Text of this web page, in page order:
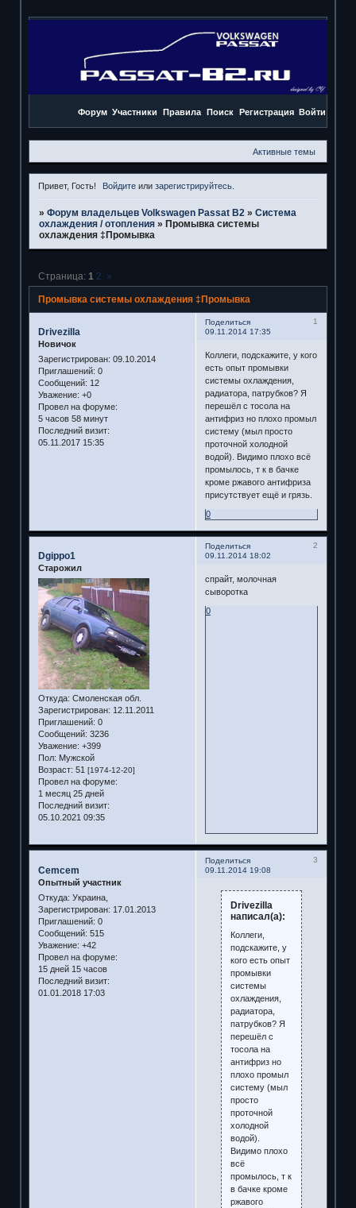
Форум Участники Правила Поиск Регистрация Войти
Активные темы
Привет, Гость! Войдите илизарегистрируйтесь
» Форум владельцев Volkswagen Passat B2 » Система
охлаждения / отопления » Промывка системы
охлаждения ‡Промывка
Промывка системы охлаждения ‡Промывка
Страница: 1 2 »
Поделиться
1
09.11.2014 17:35
Drivezilla
Новичок
Зарегистрирован: 09.10.2014
Приглашений: 0
Сообщений: 12
Уважение: +0
Провел на форуме:
5 часов 58 минут
Последний визит:
05.11.2017 15:35
Коллеги, подскажите, у кого
есть опыт промывки
системы охлаждения,
радиатора, патрубков? Я
перешёл с тосола на
антифриз но плохо промыл
систему (мыл просто
проточной холодной
водой). Видимо плохо всё
промылось, т к в бачке
кроме ржавого антифриза
присутствует ещё и грязь.
0
Поделиться
2
09.11.2014 18:02
Dgippo1
Старожил
Откуда: Смоленская обл.
Зарегистрирован: 12.11.2011
Приглашений: 0
Сообщений: 3236
Уважение: +399
Пол: Мужской
Возраст: 51 [1974-12-20]
Провел на форуме:
1 месяц 25 дней
Последний визит:
05.10.2021 09:35
спрайт, молочная
сыворотка
0
Поделиться
3
09.11.2014 19:08
Cemcem
Опытный участник
Откуда: Украина,
Зарегистрирован: 17.01.2013
Приглашений: 0
Сообщений: 515
Уважение: +42
Провел на форуме:
15 дней 15 часов
Последний визит:
01.01.2018 17:03
Drivezilla
написал(а):
Коллеги,
подскажите, у
кого есть опыт
промывки
системы
охлаждения,
радиатора,
патрубков? Я
перешёл с
тосола на
антифриз но
плохо промыл
систему (мыл
просто
проточной
холодной
водой).
Видимо плохо
всё
промылось, т к
в бачке кроме
ржавого